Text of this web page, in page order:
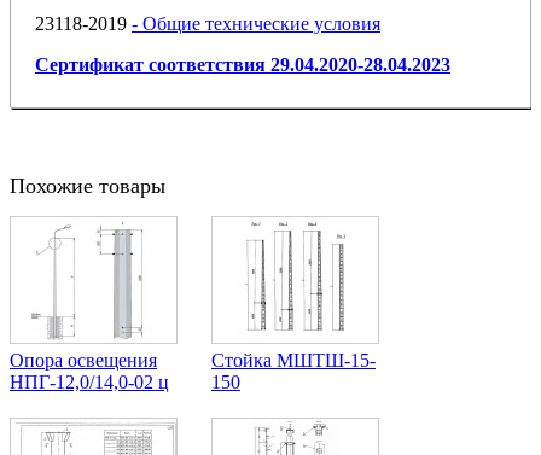
23118-2019 - Общие технические условия
Сертификат соответствия 29.04.2020-28.04.2023
Похожие товары
Опора освещения
НПГ-12,0/14,0-02 ц
Стойка МШТШ-15-
150